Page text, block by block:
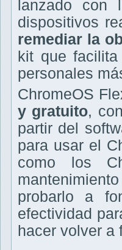
lanzado con
dispositivos
remediar la
kit que facilita
personales
ChromeOS
y gratuito,
partir del
para usar el
como los
probarlo a
efectividad
hacer volver a